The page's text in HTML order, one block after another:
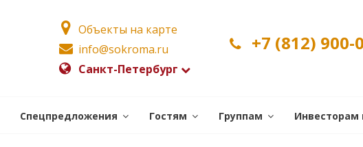
Объекты на карте
info@sokroma.ru
Санкт-Петербург
+7 (812) 900-
Спецпредложения Гостям Группам Инвесторам